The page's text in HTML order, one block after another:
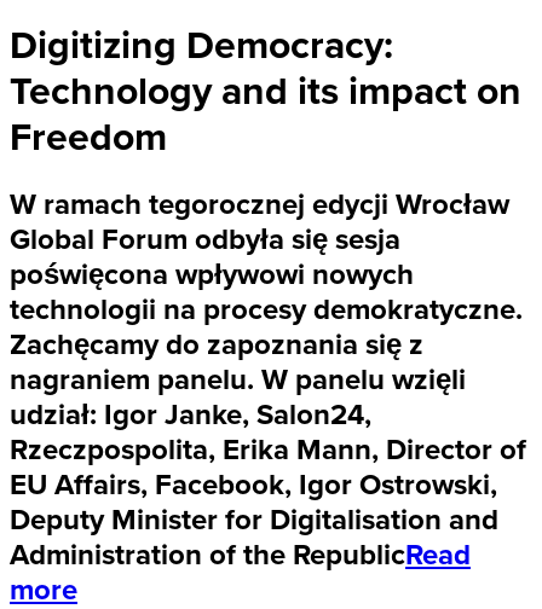
Digitizing Democracy:
Technology and its impact on
Freedom
W ramach tegorocznej edycji Wrocław
Global Forum odbyła się sesja
poświęcona wpływowi nowych
technologii na procesy demokratyczne.
Zachęcamy do zapoznania się z
nagraniem panelu. W panelu wzięli
udział: Igor Janke, Salon24,
Rzeczpospolita, Erika Mann, Director of
EU Affairs, Facebook, Igor Ostrowski,
Deputy Minister for Digitalisation and
Administration of the RepublicRead
more